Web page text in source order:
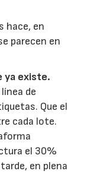
hace, en
parecen en
ya existe.
de
Que el
cada lote.
el 30%
en plena